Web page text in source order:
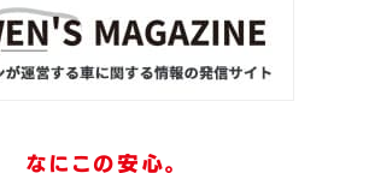
トヨタ
ランドクルーザー